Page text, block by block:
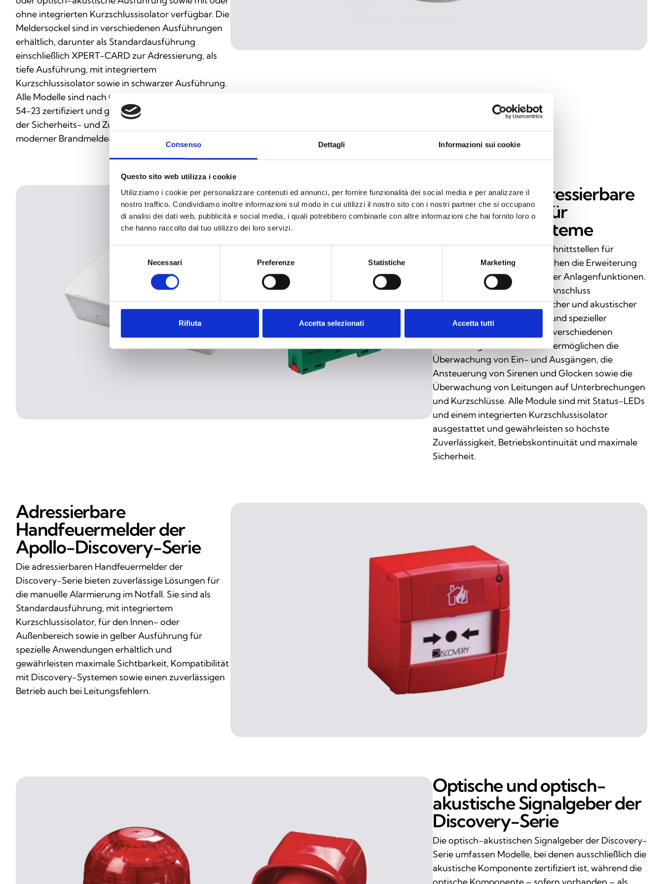
Consenso Dettagli Informazioni sui cookie
Questo sito web utilizza i cookie
Utilizziamo i cookie per personalizzare contenuti ed annunci, per fornire funzionalità dei social media e per analizzare il
nostro traffico. Condividiamo inoltre informazioni sul modo in cui utilizzi il nostro sito con i nostri partner che si occupano
di analisi dei dati web, pubblicità e social media, i quali potrebbero combinarle con altre informazioni che hai fornito loro o
che hanno raccolto dal tuo utilizzo dei loro servizi.
Necessari Preferenze Statistiche Marketing
Rifiuta Accetta selezionati Accetta tutti
ohne integrierten Kurzschlussisolator verfügbar. Die
Meldersockel sind in verschiedenen Ausführungen
erhältlich, darunter als Standardausführung
einschließlich XPERT-CARD zur Adressierung, als
tiefe Ausführung, mit integriertem
Kurzschlussisolator sowie in schwarzer Ausführung.
Alle Modelle sind nach CE-CPR, EN 54-3 und EN
54-23 zertifiziert und gewährleisten die Einhaltung
der Sicherheits- und Zuverlässigkeitsstandards
moderner Brandmeldeanlagen.
Module und adressierbare
Schnittstellen für
Brandmeldesysteme
Adressierbare Module und Schnittstellen für
Brandmeldesysteme ermöglichen die Erweiterung
und individuelle Anpassung der Anlagenfunktionen.
Sie bieten Lösungen für den Anschluss
konventioneller Melder, optischer und akustischer
Signalgeber, Lichtschranken und spezieller
Sensoren. Die Module sind in verschiedenen
Ausführungen erhältlich und ermöglichen die
Überwachung von Ein- und Ausgängen, die
Ansteuerung von Sirenen und Glocken sowie die
Überwachung von Leitungen auf Unterbrechungen
und Kurzschlüsse. Alle Module sind mit Status-LEDs
und einem integrierten Kurzschlussisolator
ausgestattet und gewährleisten so höchste
Zuverlässigkeit, Betriebskontinuität und maximale
Sicherheit.
Adressierbare
Handfeuermelder der
Apollo-Discovery-Serie
Die adressierbaren Handfeuermelder der
Discovery-Serie bieten zuverlässige Lösungen für
die manuelle Alarmierung im Notfall. Sie sind als
Standardausführung, mit integriertem
Kurzschlussisolator, für den Innen- oder
Außenbereich sowie in gelber Ausführung für
spezielle Anwendungen erhältlich und
gewährleisten maximale Sichtbarkeit, Kompatibilität
mit Discovery-Systemen sowie einen zuverlässigen
Betrieb auch bei Leitungsfehlern.
Optische und optisch-
akustische Signalgeber der
Discovery-Serie
Die optisch-akustischen Signalgeber der Discovery-
Serie umfassen Modelle, bei denen ausschließlich die
akustische Komponente zertifiziert ist, während die